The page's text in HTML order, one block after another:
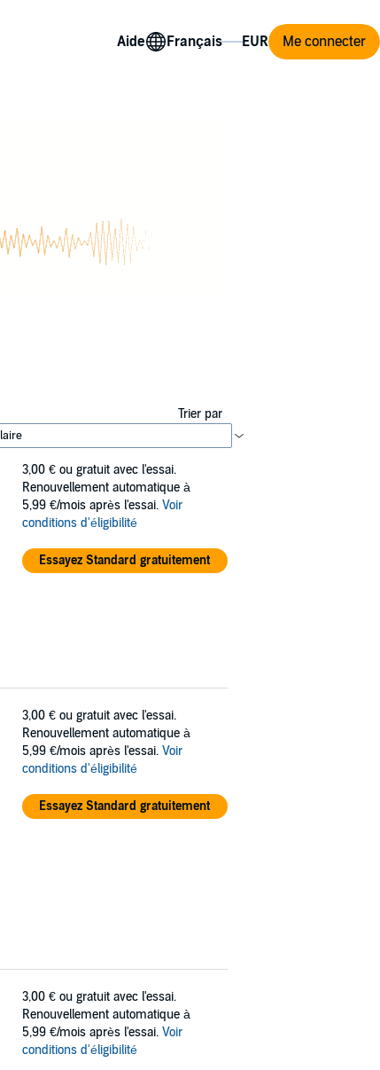
Aide Me connecter
Trier par
3,00 € ou gratuit avec l'essai.
Renouvellement automatique à
5,99 €/mois après l'essai. Voir
conditions d'éligibilité
Essayez Standard gratuitement
3,00 € ou gratuit avec l'essai.
Renouvellement automatique à
5,99 €/mois après l'essai. Voir
conditions d'éligibilité
Essayez Standard gratuitement
3,00 € ou gratuit avec l'essai.
Renouvellement automatique à
5,99 €/mois après l'essai. Voir
conditions d'éligibilité